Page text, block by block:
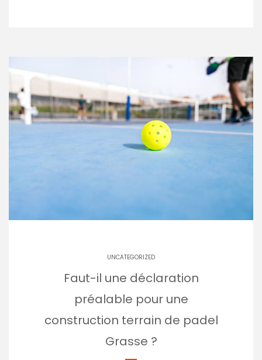
UNCATEGORIZED
Faut-il une déclaration
préalable pour une
construction terrain de padel
Grasse ?